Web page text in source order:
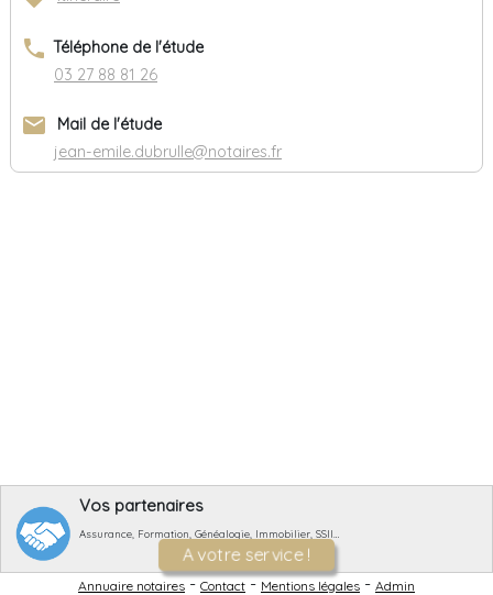
phone Téléphone de l'étude
03 27 88 81 26
email
Mail de l'étude
jean-emile.dubrulle@notaires.fr
Vos partenaires
Assurance, Formation, Généalogie, Immobilier, SSII…
A votre service !
Annuaire notaires-Contact-Mentions légales - Admin